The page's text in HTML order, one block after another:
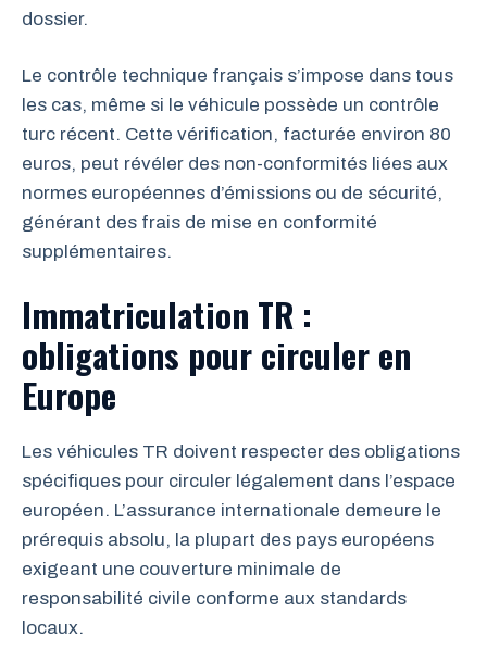
dossier.
Le contrôle technique français s’impose dans tous
les cas, même si le véhicule possède un contrôle
turc récent. Cette vérification, facturée environ 80
euros, peut révéler des non-conformités liées aux
normes européennes d’émissions ou de sécurité,
générant des frais de mise en conformité
supplémentaires.
Immatriculation TR :
obligations pour circuler en
Europe
Les véhicules TR doivent respecter des obligations
spécifiques pour circuler légalement dans l’espace
européen. L’assurance internationale demeure le
prérequis absolu, la plupart des pays européens
exigeant une couverture minimale de
responsabilité civile conforme aux standards
locaux.